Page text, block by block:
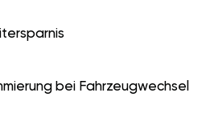
bei Fahrzeugwechsel